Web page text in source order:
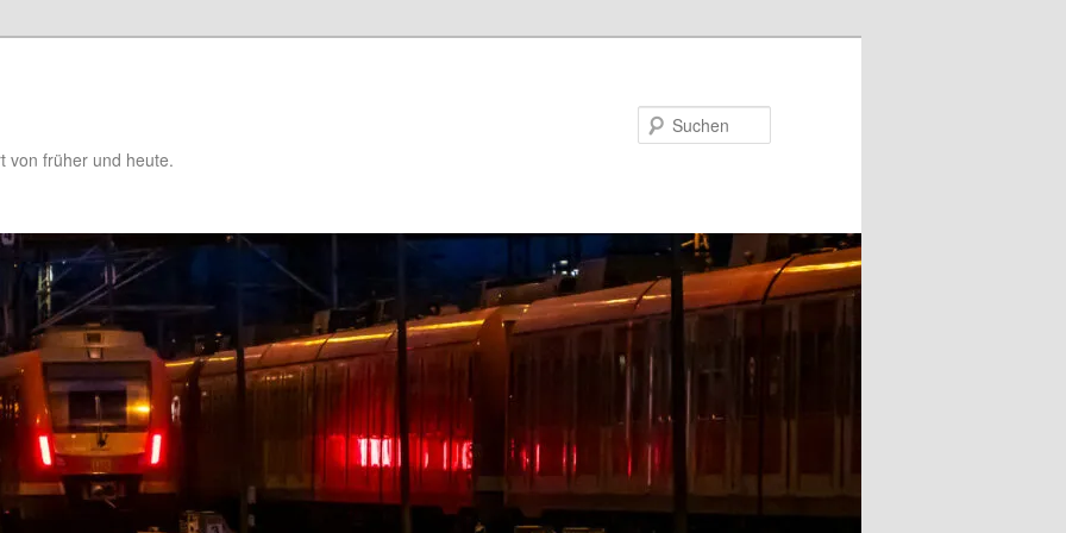
von früher und heute.